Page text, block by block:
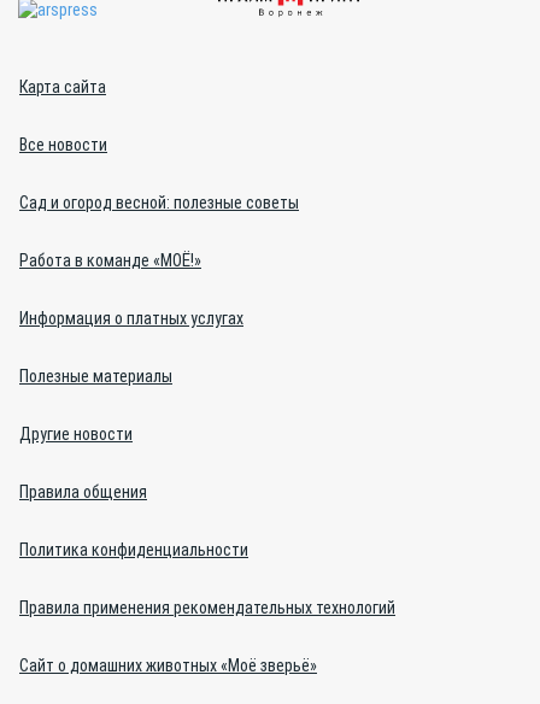
Карта сайта
Все новости
Сад и огород весной: полезные советы
Работа в команде «МОЁ!»
Информация о платных услугах
Полезные материалы
Другие новости
Правила общения
Политика конфиденциальности
Правила применения рекомендательных технологий
Сайт о домашних животных «Моё зверьё»